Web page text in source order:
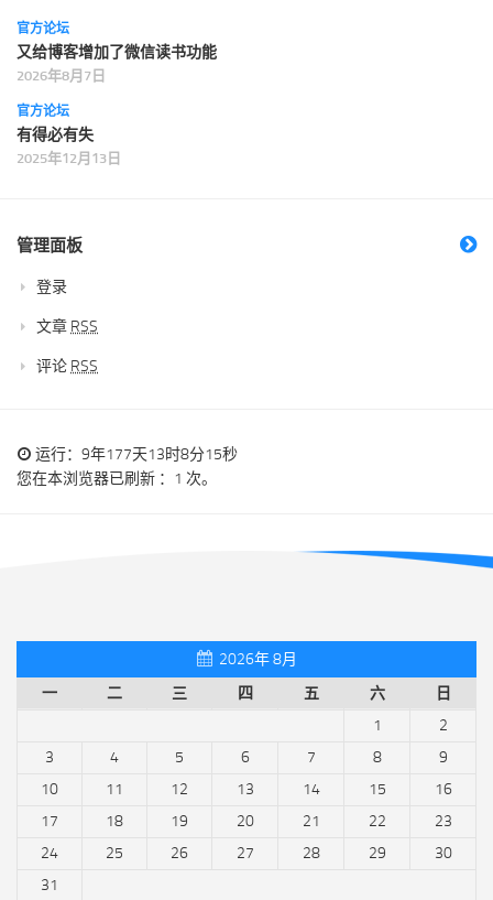
官方论坛
又给博客增加了微信读书功能
2026年8月7日
官方论坛
有得必有失
2025年12月13日
管理面板
登录
文章 RSS
评论 RSS
运行：9年177天13时8分15秒
您在本浏览器已刷新 ：1 次。
2026年 8月
一
二 三 四 五 六 日
1
2
3
4 5 6 7 8
9
10
11 12 13 14 15
16
17
18 19 20 21 22
23
24
25 26 27 28 29
30
31